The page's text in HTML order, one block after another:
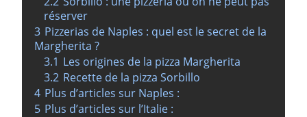
réserver
3 Pizzerias de Naples : quel est le secret de la
Margherita ?
3.1 Les origines de la pizza Margherita
3.2 Recette de la pizza Sorbillo
4 Plus d’articles sur Naples :
5 Plus d’articles sur l’Italie :